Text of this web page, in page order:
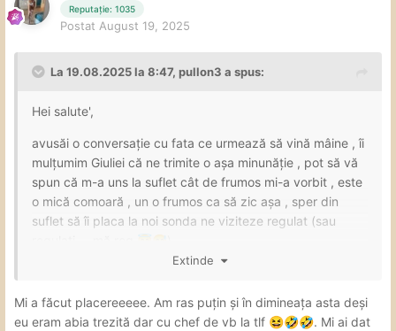
Reputație: 1035
Postat August 19, 2025
La 19.08.2025 la 8:47, pullon3 a spus:
Hei salute',
avusăi o conversație cu fata ce urmează să vină mâine , îi
mulțumim Giuliei că ne trimite o așa minunăție , pot să vă
spun că m-a uns la suflet cât de frumos mi-a vorbit , este
o mică comoară , un o frumos ca să zic așa , sper din
suflet să îi placa la noi sonda ne viziteze regulat (sau
am înțeles . Te pup
@VanessNikoll 😘 😘 😘, o zi
Extinde
Mi a făcut placereeeee. Am ras puțin și în dimineața asta deși
eu eram abia trezită dar cu chef de vb la tlf 😆🤣🤣. Mi ai dat